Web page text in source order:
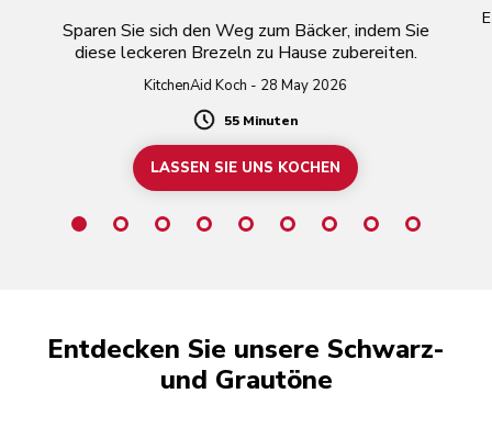
Sparen Sie sich den Weg zum Bäcker, indem Sie
diese leckeren Brezeln zu Hause zubereiten.
KitchenAid Koch - 28 May 2026
Duration
55 Minuten
LASSEN SIE UNS KOCHEN
Entdecken Sie unsere Schwarz-
und Grautöne